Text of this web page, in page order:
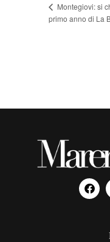
Montegiovi: si
primo anno di La